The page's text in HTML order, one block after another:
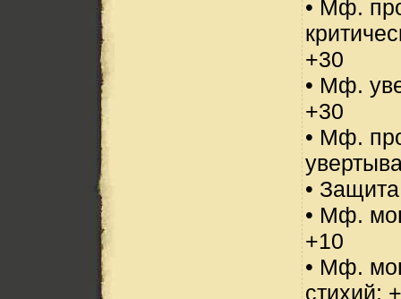
• Мф.
+30
• Мф.
+30
• Мф.
•
• Мф.
+10
• Мф.
стихий: